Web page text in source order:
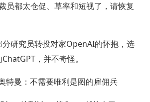
员都太仓促、草率和短视了，请恢复
研究员转投对家OpenAI的怀抱，选
，并不奇怪。
特曼：不需要唯利是图的雇佣兵